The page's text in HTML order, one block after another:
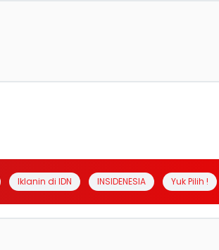
Iklanin di IDN INSIDENESIA Yuk Pilih !